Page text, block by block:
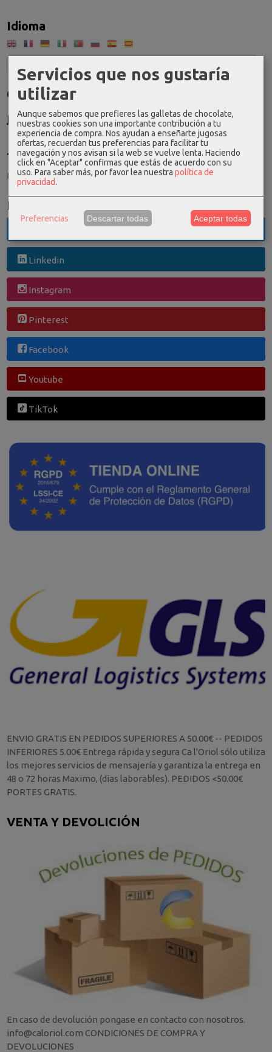
Idioma
Costes de Envío
GRATIS *
Consultar Destinos
Tu Carrito (0)
El carrito de la compra está vacío
Redes Sociales
Linkedin
Instagram
Pinterest
Facebook
Youtube
TikTok
ENVIO GRATIS EN PEDIDOS SUPERIORES A 50.00€ -- PEDIDOS
INFERIORES 5.00€ Entrega rápida y segura Ca l'Oriol sólo utiliza
los mejores servicios de mensajería y garantiza la entrega en
48 o 72 horas Maximo, (dias laborables). PEDIDOS <50.00€
PORTES GRATIS.
VENTA Y DEVOLICIÓN
En caso de devolución pongase en contacto con nosotros.
info@caloriol.com CONDICIONES DE COMPRA Y
DEVOLUCIONES
Servicios que nos gustaría
utilizar
Aunque sabemos que prefieres las galletas de chocolate,
nuestras cookies son una importante contribución a tu
experiencia de compra. Nos ayudan a enseñarte jugosas
ofertas, recuerdan tus preferencias para facilitar tu
navegación y nos avisan si la web se vuelve lenta. Haciendo
click en "Aceptar" confirmas que estás de acuerdo con su
uso. Para saber más, por favor lea nuestra política de
privacidad.
Preferencias Descartar todas Aceptar todas